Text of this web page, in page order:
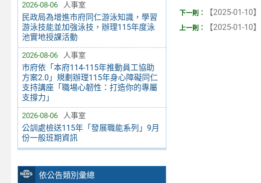
2026-08-06 人事室
民政局為增進市府同仁游泳知識，學習
游泳技能並加強泳技，辦理115年度泳
池實地授課活動
2026-08-06 人事室
市府依「本府114-115年推動員工協助
方案2.0」規劃辦理115年身心障礙同仁
支持講座「職場心韌性：打造你的專屬
支撐力」
2026-08-06 人事室
公訓處檢送115年「發展職能系列」9月
份一般班期資訊
依公告類別彙總
【2025-01-10】
【2025-01-10】